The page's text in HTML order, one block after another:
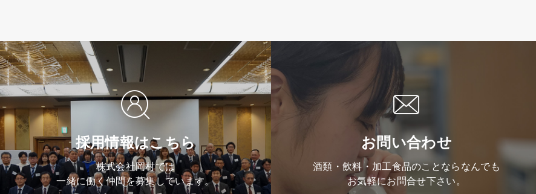
採用情報はこちら
株式会社岡村では
一緒に働く仲間を募集しています。
お問い合わせ
酒類・飲料・加工食品のことならなんでも
お気軽にお問合せ下さい。